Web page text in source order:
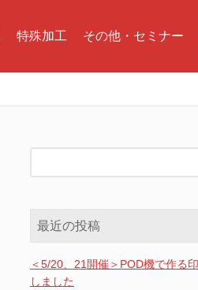
特殊加工 その他・セミナー
最近の投稿
＜5/20、21開催＞POD機で作る
しました